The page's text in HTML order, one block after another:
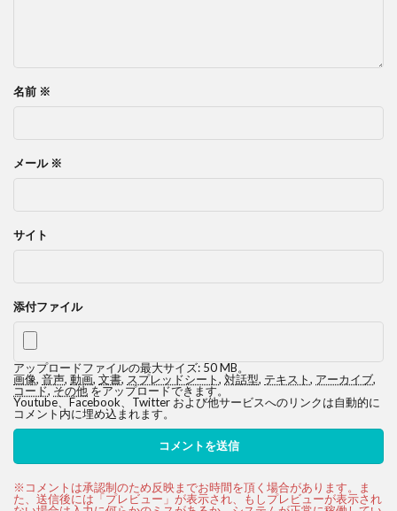
名前 ※
メール ※
サイト
添付ファイル
アップロードファイルの最大サイズ: 50 MB。
画像, 音声, 動画, 文書, スプレッドシート, 対話型, テキスト, アーカイブ,
コード,その他をアップロードできます。
Youtube、Facebook、Twitter および他サービスへのリンクは自動的に
コメント内に埋め込まれます。